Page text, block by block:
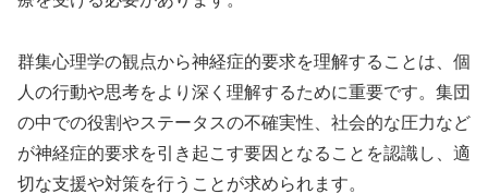
群集心理学の観点から神経症的要求を理解することは、個
人の行動や思考をより深く理解するために重要です。集団
の中での役割やステータスの不確実性、社会的な圧力など
が神経症的要求を引き起こす要因となることを認識し、適
切な支援や対策を行うことが求められます。